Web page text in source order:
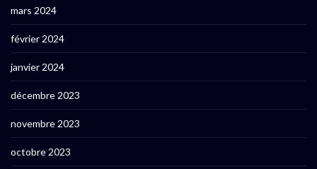
mars 2024
février 2024
janvier 2024
décembre 2023
novembre 2023
octobre 2023